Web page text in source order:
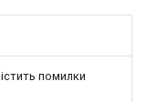
помилки